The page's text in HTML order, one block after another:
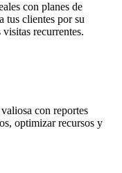
con planes de
tus clientes por su
recurrentes.
con reportes
optimizar recursos y